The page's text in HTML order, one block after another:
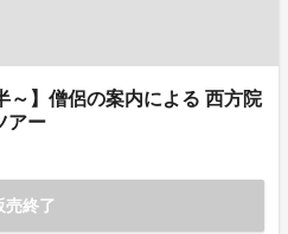
】僧侶の案内による 西方院
アー
売終了